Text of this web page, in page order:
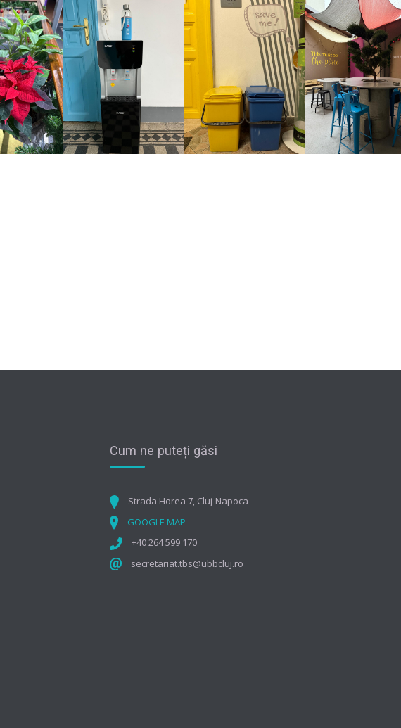
Cum ne puteți găsi
Strada Horea 7, Cluj-Napoca
GOOGLE MAP
+40 264 599 170
secretariat.tbs@ubbcluj.ro